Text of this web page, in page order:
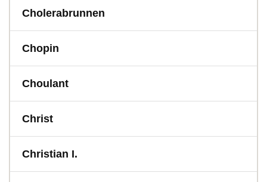
Cholerabrunnen
Chopin
Choulant
Christ
Christian I.